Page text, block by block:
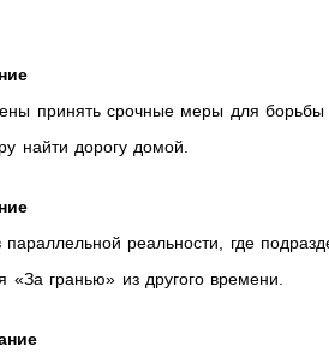
принять срочные меры для
найти дорогу домой.
реальности, где
«За гранью» из другого времени.